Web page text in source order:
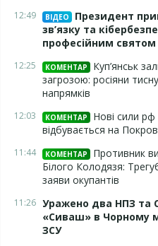
12:49 ВІДЕО
Президент
зв’язку та
професійним святом
12:25 КОМЕНТАР
Куп’янськ
загрозою: росіяни
напрямків
12:03 КОМЕНТАР
Нові сили
відбувається на
11:44 КОМЕНТАР
Противник
Білого Колодязя:
заяви окупантів
11:26 Уражено два НПЗ та
«Сиваш» в Чорному
ЗСУ